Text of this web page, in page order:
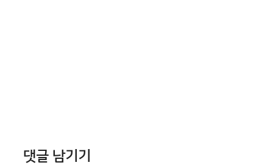
댓글 남기기